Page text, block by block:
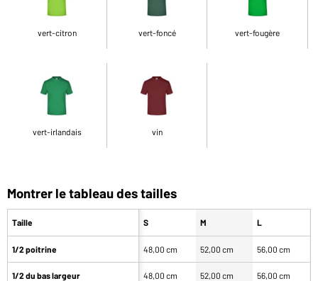
vert-citron vert-foncé vert-fougère
vert-irlandais vin
Montrer le tableau des tailles
Taille
1/2 poitrine
1/2 du bas largeur
S M L
48,00 cm 52,00 cm 56,00 cm
48,00 cm 52,00 cm 56,00 cm